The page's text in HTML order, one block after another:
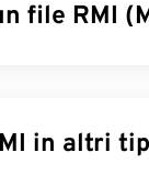
file RMI
ruolo del file
non contiene
RMI in